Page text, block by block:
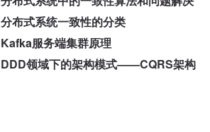
分布式系统一致性的分类
Kafka服务端集群原理
DDD领域下的架构模式——CQRS架构